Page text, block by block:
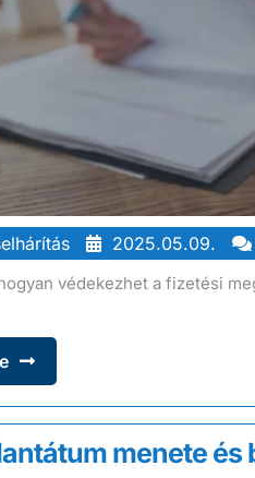
2025.05.09.
védekezhet a fizetési
menete